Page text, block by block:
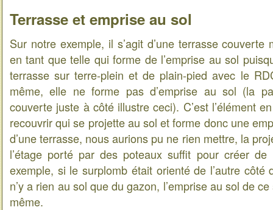
Terrasse et emprise au sol
Sur notre exemple, il s’agit d’une terrasse couverte
en tant que telle qui forme de l’emprise au sol
terrasse sur terre-plein et de plain-pied avec le
même, elle ne forme pas d’emprise au sol (la
couverte juste à côté illustre ceci). C’est l’élément
recouvrir qui se projette au sol et forme donc une
d’une terrasse, nous aurions pu ne rien mettre, la
l’étage porté par des poteaux suffit pour créer de
exemple, si le surplomb était orienté de l’autre
n’y a rien au sol que du gazon, l’emprise au sol de
même.